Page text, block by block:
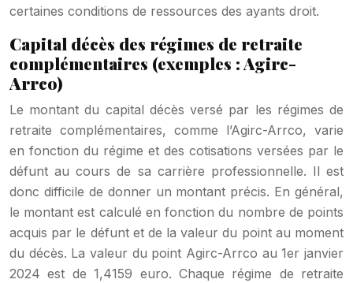
certaines conditions de ressources des ayants droit.
Capital décès des régimes de retraite
complémentaires (exemples : Agirc-
Arrco)
Le montant du capital décès versé par les régimes de
retraite complémentaires, comme l’Agirc-Arrco, varie
en fonction du régime et des cotisations versées par le
défunt au cours de sa carrière professionnelle. Il est
donc difficile de donner un montant précis. En général,
le montant est calculé en fonction du nombre de points
acquis par le défunt et de la valeur du point au moment
du décès. La valeur du point Agirc-Arrco au 1er janvier
2024 est de 1,4159 euro. Chaque régime de retraite